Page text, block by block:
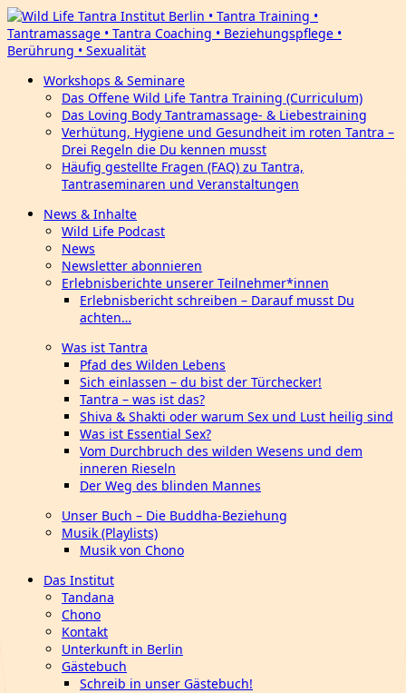
Workshops & Seminare
Das Offene Wild Life Tantra Training (Curriculum)
Das Loving Body Tantramassage- & Liebestraining
Verhütung, Hygiene und Gesundheit im roten Tantra –
Drei Regeln die Du kennen musst
Häufig gestellte Fragen (FAQ) zu Tantra,
Tantraseminaren und Veranstaltungen
News & Inhalte
Wild Life Podcast
News
Newsletter abonnieren
Erlebnisberichte unserer Teilnehmer*innen
Erlebnisbericht schreiben – Darauf musst Du
achten…
Was ist Tantra
Pfad des Wilden Lebens
Sich einlassen – du bist der Türchecker!
Tantra – was ist das?
Shiva & Shakti oder warum Sex und Lust heilig sind
Was ist Essential Sex?
Vom Durchbruch des wilden Wesens und dem
inneren Rieseln
Der Weg des blinden Mannes
Unser Buch – Die Buddha-Beziehung
Musik (Playlists)
Musik von Chono
Das Institut
Tandana
Chono
Kontakt
Unterkunft in Berlin
Gästebuch
Schreib in unser Gästebuch!